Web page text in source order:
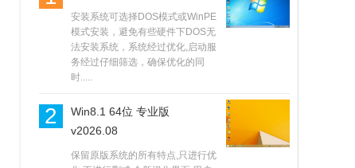
安装系统可选择DOS模式或WinPE
模式安装，避免有些硬件下DOS无
法安装系统，系统经过优化,启动服
务经过仔细筛选，确保优化的同
时.....
2
Win8.1 64位 专业版
v2026.08
保留原版系统的所有特点,只进行优